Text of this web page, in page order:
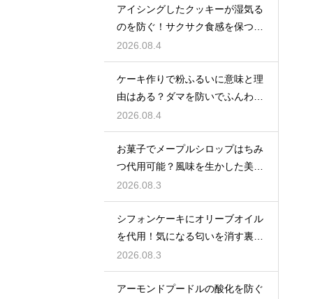
アイシングしたクッキーが湿気る
のを防ぐ！サクサク食感を保つ裏
技
2026.08.4
ケーキ作りで粉ふるいに意味と理
由はある？ダマを防いでふんわり
と軽い生地に焼き上げるための基
本
2026.08.4
お菓子でメープルシロップはちみ
つ代用可能？風味を生かした美味
しい技
2026.08.3
シフォンケーキにオリーブオイル
を代用！気になる匂いを消す裏ワ
ザ
2026.08.3
アーモンドプードルの酸化を防ぐ